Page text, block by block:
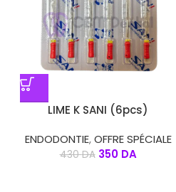
LIME K SANI (6pcs)
ENDODONTIE,OFFRE SPÉCIALE
430DA 350 DA